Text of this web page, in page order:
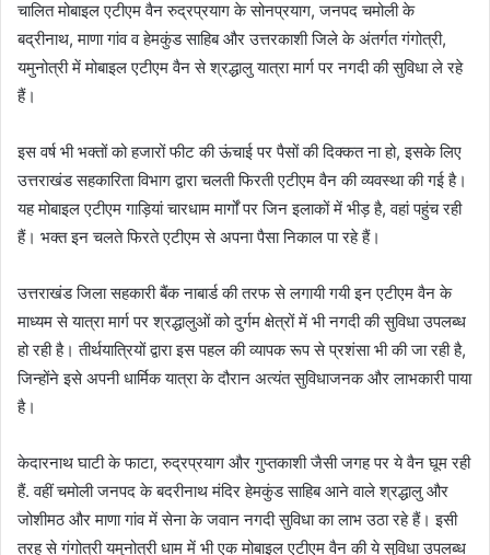
चालित मोबाइल एटीएम वैन रुद्रप्रयाग के सोनप्रयाग, जनपद चमोली के
बद्रीनाथ, माणा गांव व हेमकुंड साहिब और उत्तरकाशी जिले के अंतर्गत गंगोत्री,
यमुनोत्री में मोबाइल एटीएम वैन से श्रद्धालु यात्रा मार्ग पर नगदी की सुविधा ले रहे
हैं।
इस वर्ष भी भक्तों को हजारों फीट की ऊंचाई पर पैसों की दिक्कत ना हो, इसके लिए
उत्तराखंड सहकारिता विभाग द्वारा चलती फिरती एटीएम वैन की व्यवस्था की गई है।
यह मोबाइल एटीएम गाड़ियां चारधाम मार्गों पर जिन इलाकों में भीड़ है, वहां पहुंच रही
हैं। भक्त इन चलते फिरते एटीएम से अपना पैसा निकाल पा रहे हैं।
उत्तराखंड जिला सहकारी बैंक नाबार्ड की तरफ से लगायी गयी इन एटीएम वैन के
माध्यम से यात्रा मार्ग पर श्रद्धालुओं को दुर्गम क्षेत्रों में भी नगदी की सुविधा उपलब्ध
हो रही है। तीर्थयात्रियों द्वारा इस पहल की व्यापक रूप से प्रशंसा भी की जा रही है,
जिन्होंने इसे अपनी धार्मिक यात्रा के दौरान अत्यंत सुविधाजनक और लाभकारी पाया
है।
केदारनाथ घाटी के फाटा, रुद्रप्रयाग और गुप्तकाशी जैसी जगह पर ये वैन घूम रही
हैं. वहीं चमोली जनपद के बदरीनाथ मंदिर हेमकुंड साहिब आने वाले श्रद्धालु और
जोशीमठ और माणा गांव में सेना के जवान नगदी सुविधा का लाभ उठा रहे हैं। इसी
तरह से गंगोत्री यमुनोत्री धाम में भी एक मोबाइल एटीएम वैन की ये सुविधा उपलब्ध